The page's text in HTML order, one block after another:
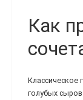
Как
Классическое
голубых сыров